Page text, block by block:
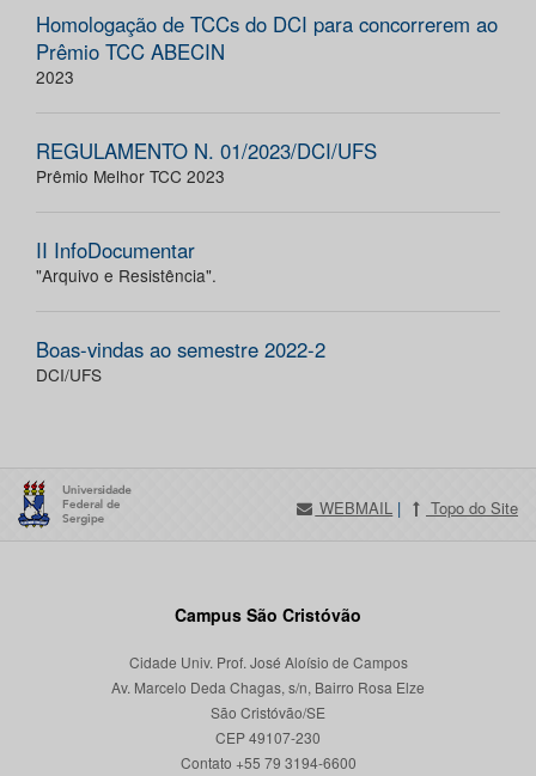
Homologação de TCCs do DCI para concorrerem ao
Prêmio TCC ABECIN
2023
REGULAMENTO N. 01/2023/DCI/UFS
Prêmio Melhor TCC 2023
II InfoDocumentar
"Arquivo e Resistência".
Boas-vindas ao semestre 2022-2
DCI/UFS
WEBMAIL | Topo do Site
Campus São Cristóvão
Cidade Univ. Prof. José Aloísio de Campos
Av. Marcelo Deda Chagas, s/n, Bairro Rosa Elze
São Cristóvão/SE
CEP 49107-230